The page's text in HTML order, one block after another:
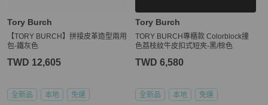
Tory Burch
【TORY BURCH】拼接皮革造型兩用
包-鐵灰色
TWD 12,605
全新品 本地 免運
Tory Burch
TORY BURCH專櫃款 Colorblock撞
色荔枝紋牛皮扣式短夾-黑/棕色
TWD 6,580
全新品 本地 免運